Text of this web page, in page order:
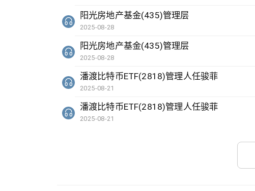
阳光房地产基金(435)管理层
2025-08-28
阳光房地产基金(435)管理层
2025-08-28
潘渡比特币ETF(2818)管理人任骏菲
2025-08-21
潘渡比特币ETF(2818)管理人任骏菲
2025-08-21